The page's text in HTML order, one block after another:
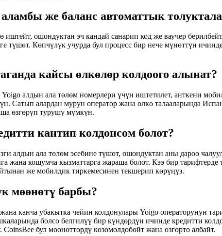
же баланс автоматтык
иштейт, ошондуктан эч кандай санарип код же ваучер
түшөт. Көпчүлүк учурда бул процесс бир нече мүнөттүн
кайсы өлкөлөр колдоого алынат?
алдын ала төлөм номерлери үчүн иштетилет, анткени
Сатып алардан мурун оператор жана өлкө талааларында
өзгөрүп турушу мүмкүн.
кантип колдонсом болот?
алдын ала төлөм эсебине түшөт, ошондуктан аны дароо
жана кошумча кызматтарга жараша болот. Кээ бир
же мобилдик тиркемесинен текшерип көрүңүз.
мөөнөтү барбы?
канча убакытка чейин колдонулары Yoigo операторунун
болсо белгилүү бир күндөрдүн ичинде кредитти
бул мөөнөттөрдү көзөмөлдөбөйт жана өзгөртө албайт.